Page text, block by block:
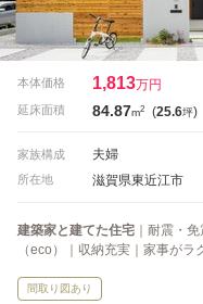
本体価格 1,813万円
延床面積 84.87m2 (25.6坪)
家族構成 夫婦
所在地 滋賀県東近江市
建築家と建てた住宅 ｜耐震・
（eco）｜収納充実｜家事が
間取り図あり